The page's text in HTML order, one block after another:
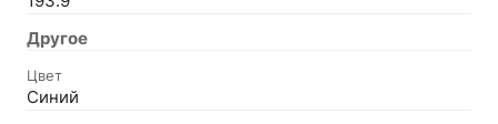
Другое
Цвет
Синий